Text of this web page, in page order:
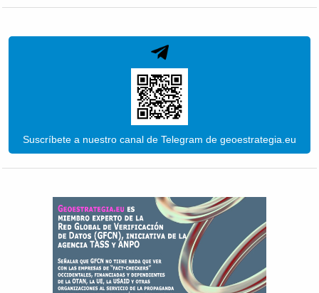
Suscríbete a nuestro canal de Telegram de geoestrategia.eu